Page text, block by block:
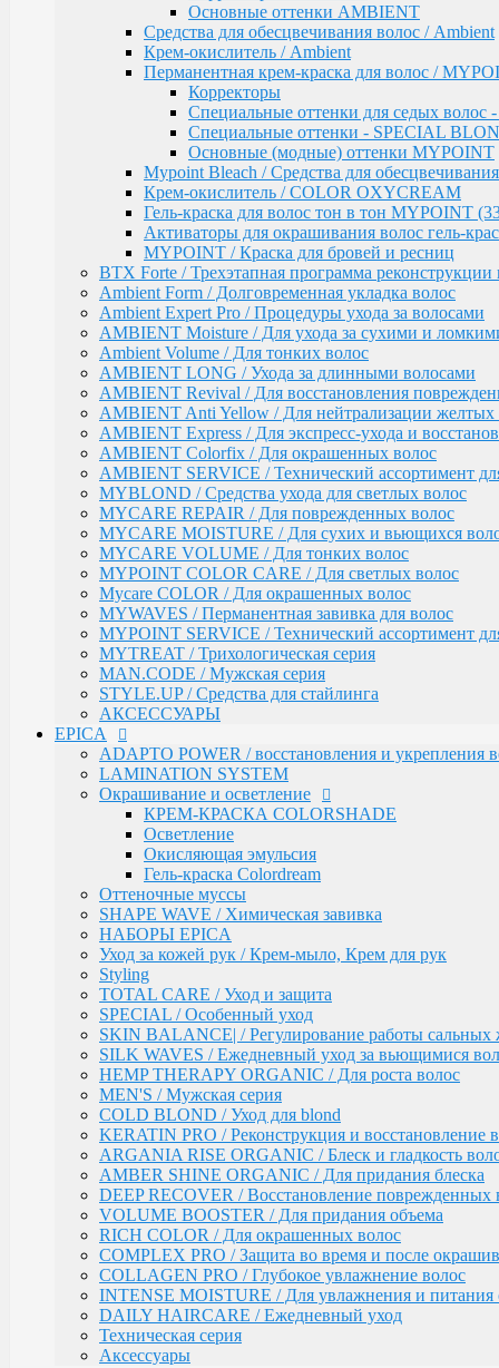
Ambient Expert Pro / Процедуры ухода за волосами
AMBIENT Moisture / Для ухода за сухими и
Ambient Volume / Для тонких волос
AMBIENT LONG / Ухода за длинными волосами
AMBIENT Revival / Для восстановления
AMBIENT Anti Yellow / Для нейтрализации желтых
AMBIENT Express / Для экспресс-ухода и
AMBIENT Colorfix / Для окрашенных волос
AMBIENT SERVICE / Технический ассортимент
MYBLOND / Средства ухода для светлых волос
MYCARE REPAIR / Для поврежденных волос
MYCARE MOISTURE / Для сухих и вьющихся
MYCARE VOLUME / Для тонких волос
MYPOINT COLOR CARE / Для светлых волос
Mycare COLOR / Для окрашенных волос
MYWAVES / Перманентная завивка для волос
MYPOINT SERVICE / Технический ассортимент для
MYTREAT / Трихологическая серия
MAN.CODE / Мужская серия
STYLE.UP / Средства для стайлинга
АКСЕССУАРЫ
EPICA
ADAPTO POWER / восстановления и укрепления
LAMINATION SYSTEM
Окрашивание и осветление
КРЕМ-КРАСКА COLORSHADE
Осветление
Окисляющая эмульсия
Гель-краска Colordream
Оттеночные муссы
SHAPE WAVE / Химическая завивка
НАБОРЫ EPICA
Уход за кожей рук / Крем-мыло, Крем для рук
Styling
TOTAL CARE / Уход и защита
SPECIAL / Особенный уход
SKIN BALANCE| / Регулирование работы сальных
SILK WAVES / Ежедневный уход за вьющимися
HEMP THERAPY ORGANIC / Для роста волос
MEN'S / Мужская серия
COLD BLOND / Уход для blond
KERATIN PRO / Реконструкция и восстановление
ARGANIA RISE ORGANIC / Блеск и гладкость волос
AMBER SHINE ORGANIC / Для придания блеска
DEEP RECOVER / Восстановление поврежденных
VOLUME BOOSTER / Для придания объема
RICH COLOR / Для окрашенных волос
COMPLEX PRO / Защита во время и после
COLLAGEN PRO / Глубокое увлажнение волос
INTENSE MOISTURE / Для увлажнения и питания
DAILY HAIRCARE / Ежедневный уход
Техническая серия
Аксессуары
Ollin
PINK DREAM / Линия тонирующих средств для
L&P SYSTEM / Липидная система глубокого
НАБОРЫ
Anti-Yellow / Для нейтрализации жёлтых оттенков
Salon Beauty / Уход для увлажнения, питания и
Ultimate Care / Уход для окрашенных, поврежденных
Basic Line / Салонная линия по уходу за волосами
Bionika / Комплексный уход для волос и кожи головы
BIONIKA - От корней до кончиков
BIONIKA - Питание и блеск
BIONIKA - Плотность волос
BIONIKA - Против выпадения волос
BIONIKA - Реконструктор
BIONIKA - Экстра увлажнение
Основные оттенки AMBIENT
Средства для обесцвечивания волос / Ambient
Крем-окислитель / Ambient
Перманентная крем-краска для волос /
Корректоры
Специальные оттенки для седых волос
Специальные оттенки - SPECIAL
Основные (модные) оттенки MYPOINT
Mypoint Bleach / Средства для
Крем-окислитель / COLOR OXYCREAM
Гель-краска для волос тон в тон MYPOINT
Активаторы для окрашивания волос гель-
MYPOINT / Краска для бровей и ресниц
BTX Forte / Трехэтапная программа реконструкции
Ambient Form / Долговременная укладка волос
Ambient Expert Pro / Процедуры ухода за волосами
AMBIENT Moisture / Для ухода за сухими и
Ambient Volume / Для тонких волос
AMBIENT LONG / Ухода за длинными волосами
AMBIENT Revival / Для восстановления
AMBIENT Anti Yellow / Для нейтрализации желтых
AMBIENT Express / Для экспресс-ухода и
AMBIENT Colorfix / Для окрашенных волос
AMBIENT SERVICE / Технический ассортимент
MYBLOND / Средства ухода для светлых волос
MYCARE REPAIR / Для поврежденных волос
MYCARE MOISTURE / Для сухих и вьющихся
MYCARE VOLUME / Для тонких волос
MYPOINT COLOR CARE / Для светлых волос
Mycare COLOR / Для окрашенных волос
MYWAVES / Перманентная завивка для волос
MYPOINT SERVICE / Технический ассортимент
MYTREAT / Трихологическая серия
MAN.CODE / Мужская серия
STYLE.UP / Средства для стайлинга
АКСЕССУАРЫ
EPICA
ADAPTO POWER / восстановления и укрепления
LAMINATION SYSTEM
Окрашивание и осветление
КРЕМ-КРАСКА COLORSHADE
Осветление
Окисляющая эмульсия
Гель-краска Colordream
Оттеночные муссы
SHAPE WAVE / Химическая завивка
НАБОРЫ EPICA
Уход за кожей рук / Крем-мыло, Крем для рук
Styling
TOTAL CARE / Уход и защита
SPECIAL / Особенный уход
SKIN BALANCE| / Регулирование работы сальных
SILK WAVES / Ежедневный уход за вьющимися
HEMP THERAPY ORGANIC / Для роста волос
MEN'S / Мужская серия
COLD BLOND / Уход для blond
KERATIN PRO / Реконструкция и восстановление
ARGANIA RISE ORGANIC / Блеск и гладкость
AMBER SHINE ORGANIC / Для придания блеска
DEEP RECOVER / Восстановление поврежденных
VOLUME BOOSTER / Для придания объема
RICH COLOR / Для окрашенных волос
COMPLEX PRO / Защита во время и после
COLLAGEN PRO / Глубокое увлажнение волос
INTENSE MOISTURE / Для увлажнения и питания
DAILY HAIRCARE / Ежедневный уход
Техническая серия
Аксессуары